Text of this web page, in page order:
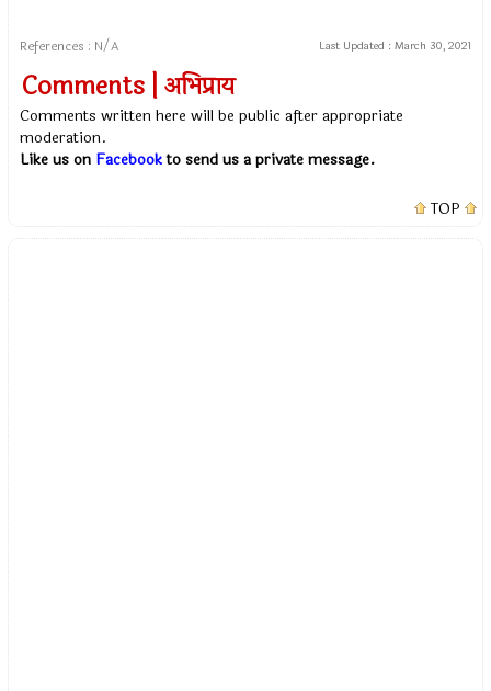
References : N/A Last Updated : March 30, 2021
Comments | अभिप्राय
Comments written here will be public after appropriate
moderation.
Like us on Facebookto send us a private message.
TOP